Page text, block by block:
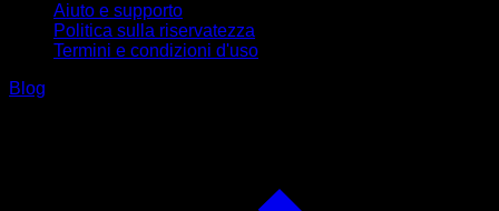
Aiuto e supporto
Politica sulla riservatezza
Termini e condizioni d'uso
Blog